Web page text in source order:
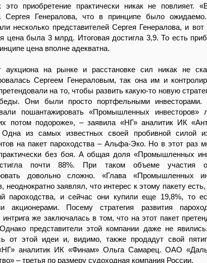
это приобретение практически никак не повлияет.
Сергея Генералова, что в принципе было
несколько представителей Сергея Генералова, и
цена была 3 млрд. Итоговая достигла 3,9. То есть
цена вполне адекватна.
аукциона на рынке и расстановке сил никак не
Сергеем Генераловым, так она им и
на то, чтобы развить какую-то новую
Они были просто портфельными инвесторами.
пошантажировать «Промышленных инвесторов»
потом подороже», – заявила «НГ» аналитик ИК
Одна из самых известных своей пробивной силой
на пакет пароходства – Альфа-Эко. Но в этот раз
без боя. А общая доля «Промышленных
почти 88%. При таком объеме участия
довольно сложно. «Глава «Промышленных
неоднократно заявлял, что интерес к этому пакету
пароходства, и сейчас они купили еще 19,8%, то
акционерами. Посему стратегия развития
интрига же заключалась в том, что на этот пакет
представители этой компании даже не
от этой идеи и, видимо, также продадут свой
аналитик ИК «Финам» Ольга Самарец. ОАО
– третья по размеру судоходная компания России.